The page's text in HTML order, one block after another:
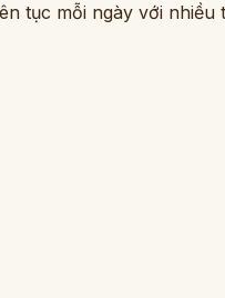
tục mỗi ngày với nhiều